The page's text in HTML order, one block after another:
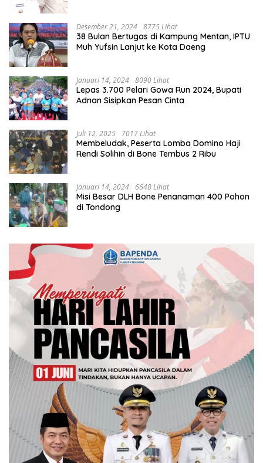
Desember 21, 2024 8775 Lihat
38 Bulan Bertugas di Kampung Mentan, IPTU
Muh Yufsin Lanjut ke Kota Daeng
Januari 14, 2024 8090 Lihat
Lepas 3.700 Pelari Gowa Run 2024, Bupati
Adnan Sisipkan Pesan Cinta
Juli 12, 2025 7017 Lihat
Membeludak, Peserta Lomba Domino Haji
Rendi Solihin di Bone Tembus 2 Ribu
Januari 14, 2024 6648 Lihat
Misi Besar DLH Bone Penanaman 400 Pohon
di Tondong